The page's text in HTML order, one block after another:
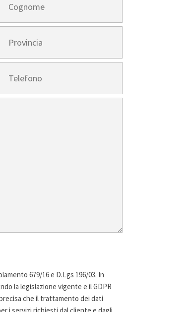
679/16 e D.Lgs 196/03. In
la legislazione vigente e il GDPR
che il trattamento dei dati